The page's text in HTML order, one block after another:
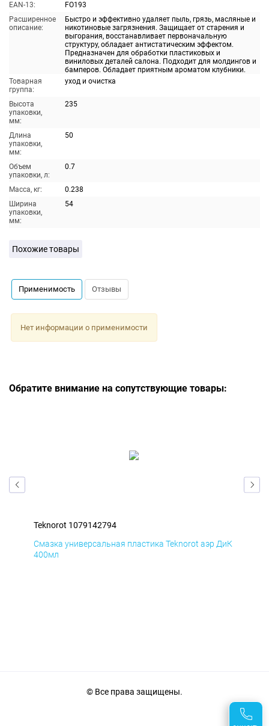
EAN-13:
FO193
Расширенное
описание:
Быстро и эффективно удаляет пыль, грязь, масляные и
никотиновые загрязнения. Защищает от старения и
выгорания, восстанавливает первоначальную
структуру, обладает антистатическим эффектом.
Предназначен для обработки пластиковых и
виниловых деталей салона. Подходит для молдингов и
бамперов. Обладает приятным ароматом клубники.
Товарная
группа:
уход и очистка
Высота
упаковки,
мм:
235
Длина
упаковки,
мм:
50
Объем
упаковки, л:
0.7
Масса, кг:
0.238
Ширина
упаковки,
мм:
54
Похожие товары
Применимость Отзывы
Нет информации о применимости
Обратите внимание на сопутствующие товары:
Teknorot 1079142794
Смазка универсальная пластика Teknorot аэр ДиК
400мл
© Все права защищены.